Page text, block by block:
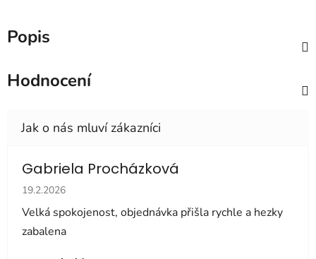
Popis
Hodnocení
Gabriela Procházková
Hodnocení obchodu je 5 z 5 hvězdiček.
19.2.2026
Velká spokojenost, objednávka přišla rychle a hezky
zabalena